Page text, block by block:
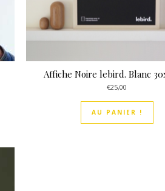
Affiche Noire lebird. Blanc
€25,00
AU PANIER !